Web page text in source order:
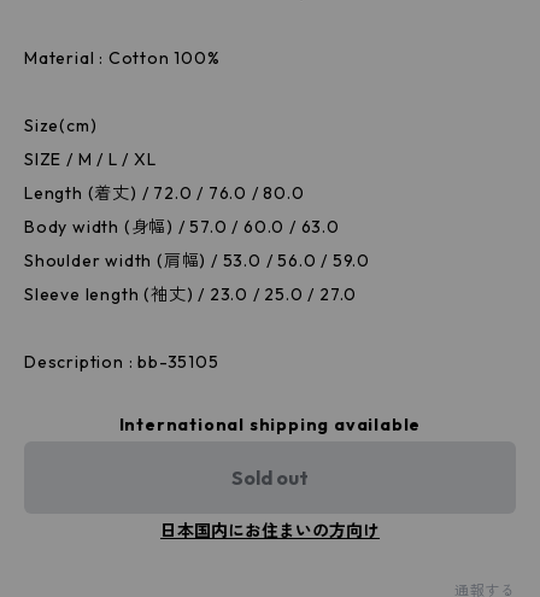
Material : Cotton 100%
Size(cm)
SIZE / M / L / XL
Length (着丈) / 72.0 / 76.0 / 80.0
Body width (身幅) / 57.0 / 60.0 / 63.0
Shoulder width (肩幅) / 53.0 / 56.0 / 59.0
Sleeve length (袖丈) / 23.0 / 25.0 / 27.0
Description : bb-35105
International shipping available
Sold out
日本国内にお住まいの方向け
通報する